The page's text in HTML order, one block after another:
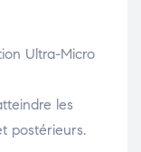
Ultra-Micro
les
postérieurs.